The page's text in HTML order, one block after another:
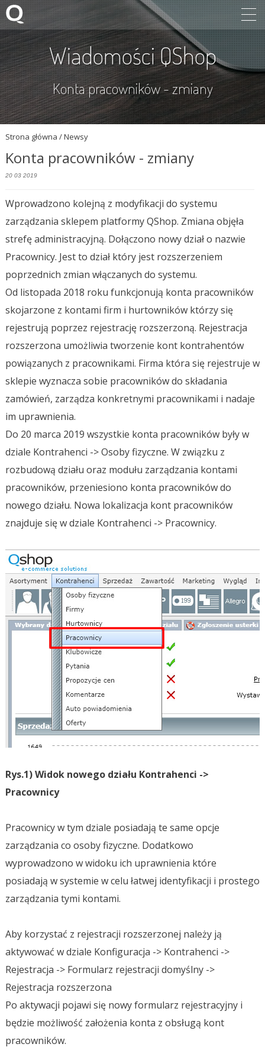
Wiadomości QShop
Konta pracowników - zmiany
Strona główna / Newsy
Konta pracowników - zmiany
20 03 2019
Wprowadzono kolejną z modyfikacji do systemu
zarządzania sklepem platformy QShop. Zmiana objęła
strefę administracyjną. Dołączono nowy dział o nazwie
Pracownicy. Jest to dział który jest rozszerzeniem
poprzednich zmian włączanych do systemu.
Od listopada 2018 roku funkcjonują konta pracowników
skojarzone z kontami firm i hurtowników którzy się
rejestrują poprzez rejestrację rozszerzoną. Rejestracja
rozszerzona umożliwia tworzenie kont kontrahentów
powiązanych z pracownikami. Firma która się rejestruje w
sklepie wyznacza sobie pracowników do składania
zamówień, zarządza konkretnymi pracownikami i nadaje
im uprawnienia.
Do 20 marca 2019 wszystkie konta pracowników były w
dziale Kontrahenci -> Osoby fizyczne. W związku z
rozbudową działu oraz modułu zarządzania kontami
pracowników, przeniesiono konta pracowników do
nowego działu. Nowa lokalizacja kont pracowników
znajduje się w dziale Kontrahenci -> Pracownicy.
Rys.1) Widok nowego działu Kontrahenci ->
Pracownicy
Pracownicy w tym dziale posiadają te same opcje
zarządzania co osoby fizyczne. Dodatkowo
wyprowadzono w widoku ich uprawnienia które
posiadają w systemie w celu łatwej identyfikacji i prostego
zarządzania tymi kontami.
Aby korzystać z rejestracji rozszerzonej należy ją
aktywować w dziale Konfiguracja -> Kontrahenci ->
Rejestracja -> Formularz rejestracji domyślny ->
Rejestracja rozszerzona
Po aktywacji pojawi się nowy formularz rejestracyjny i
będzie możliwość założenia konta z obsługą kont
pracowników.